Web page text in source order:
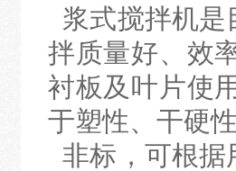
浆式搅拌机是
拌质量好、效
衬板及叶片使
于塑性、干硬
非标，可根据